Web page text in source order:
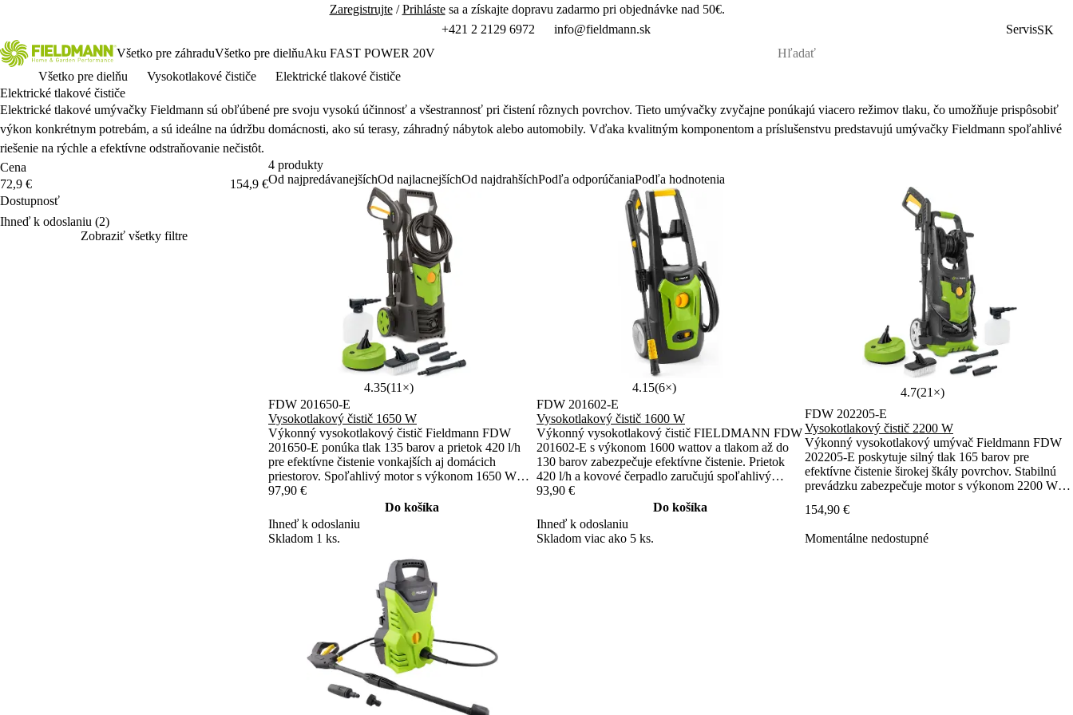
Zaregistrujte/Prihlástesa a získajte dopravu zadarmo pri objednávke nad 50€.
+421 2 2129 6972
info@fieldmann.sk ServisSK
Všetko pre záhraduVšetko pre dielňuAku FAST POWER 20V
Všetko pre dielňu
Vysokotlakové čističe
Elektrické tlakové čističe
Elektrické tlakové čističe
Elektrické tlakové umývačky Fieldmann sú obľúbené pre svoju vysokú účinnosť a všestrannosť pri čistení rôznych povrchov. Tieto umývačky zvyčajne ponúkajú viacero režimov tlaku, čo umožňuje prispôsobiť
výkon konkrétnym potrebám, a sú ideálne na údržbu domácnosti, ako sú terasy, záhradný nábytok alebo automobily. Vďaka kvalitným komponentom a príslušenstvu predstavujú umývačky Fieldmann spoľahlivé
riešenie na rýchle a efektívne odstraňovanie nečistôt.
Cena
Cena
72,9 €
154,9 €
Dostupnosť
Dostupnosť
Ihneď k odoslaniu (2)
Zobraziť všetky filtre
4 produkty
Od najpredávanejšíchOd najlacnejšíchOd najdrahšíchPodľa odporúčaniaPodľa hodnotenia
4.35(11×)
FDW 201650-E
Vysokotlakový čistič 1650 W
Výkonný vysokotlakový čistič Fieldmann FDW
201650-E ponúka tlak 135 barov a prietok 420 l/h
pre efektívne čistenie vonkajších aj domácich
priestorov. Spoľahlivý motor s výkonom 1650 W
zaručuje stabilný výkon pri každom použití.
Variabilná tryska a samo-napúšťacia funkcia výrazne
rozširujú možnosti použitia.
97,90 €
Do košíka
Ihneď k odoslaniu
Skladom 1 ks.
4.15(6×)
FDW 201602-E
Vysokotlakový čistič 1600 W
Výkonný vysokotlakový čistič FIELDMANN FDW
201602-E s výkonom 1600 wattov a tlakom až do
130 barov zabezpečuje efektívne čistenie. Prietok
420 l/h a kovové čerpadlo zaručujú spoľahlivý
výkon. Striekacia pištoľ s nastaviteľnou tryskou
uľahčí prácu na rôznych povrchoch.
93,90 €
Do košíka
Ihneď k odoslaniu
Skladom viac ako 5 ks.
4.7(21×)
FDW 202205-E
Vysokotlakový čistič 2200 W
Výkonný vysokotlakový umývač Fieldmann FDW
202205-E poskytuje silný tlak 165 barov pre
efektívne čistenie širokej škály povrchov. Stabilnú
prevádzku zabezpečuje motor s výkonom 2200 W a
tryska a samonavádzacia funkcia rozširujú možnosti
154,90 €
Momentálne nedostupné